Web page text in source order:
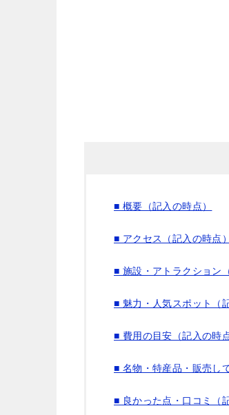
■ 概要（記入の時点）
■ アクセス（記入の時点）
■ 施設・アトラクション
■ 魅力・人気スポット（
■ 費用の目安（記入の時点
■ 名物・特産品・販売し
■ 良かった点・口コミ（